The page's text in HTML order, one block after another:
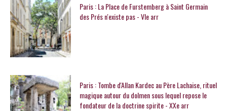
Paris : La Place de Furstemberg à Saint Germain
des Prés n'existe pas - VIe arr
Paris : Tombe d'Allan Kardec au Père Lachaise, rituel
magique autour du dolmen sous lequel repose le
fondateur de la doctrine spirite - XXe arr